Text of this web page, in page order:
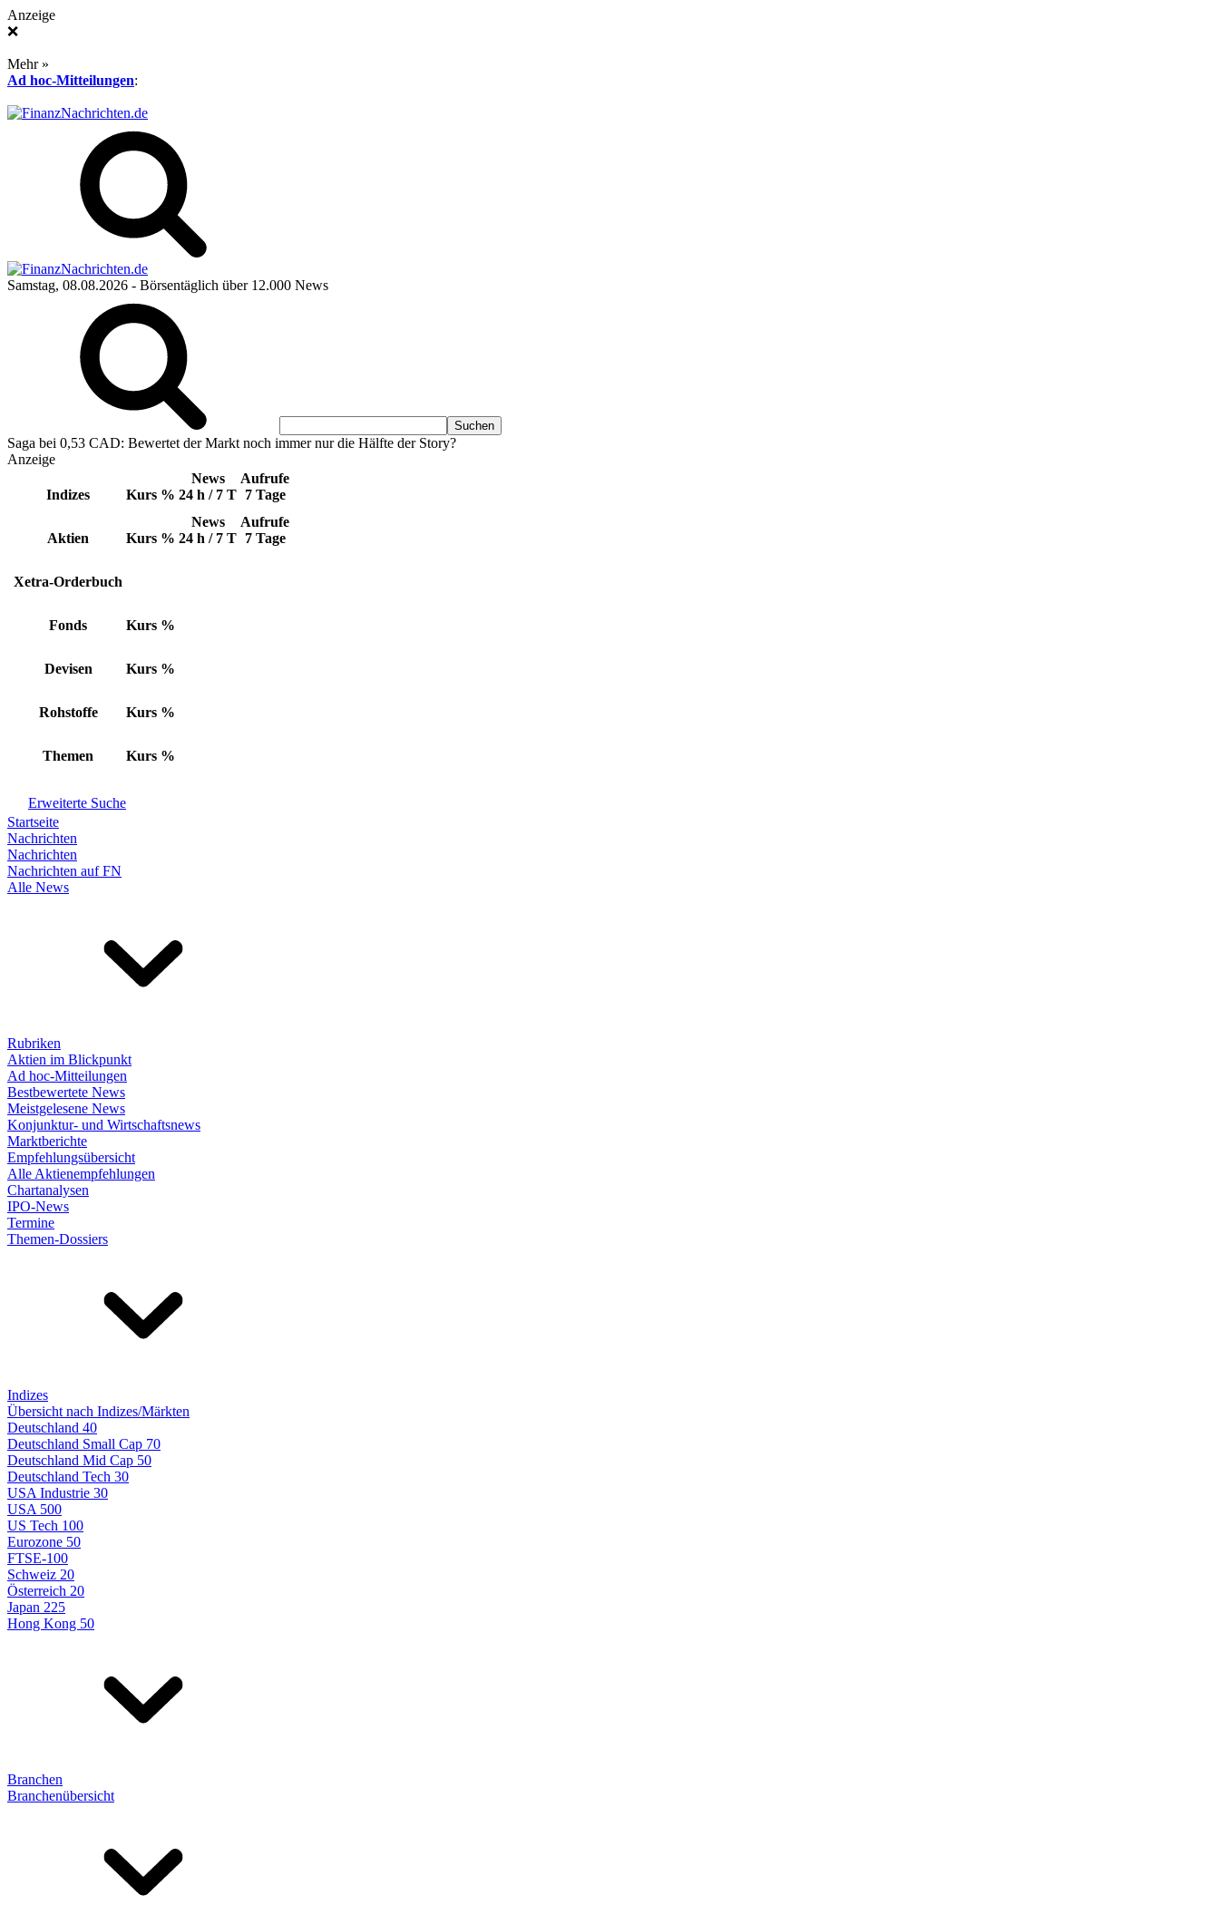
Anzeige
❌
Mehr »
Ad hoc-Mitteilungen:
Samstag, 08.08.2026 - Börsentäglich über 12.000 News
Saga bei 0,53 CAD: Bewertet der Markt noch immer nur die Hälfte der Story?
Anzeige
Indizes Kurs %
News
24 h / 7 T
Aufrufe
7 Tage
Aktien Kurs %
News
24 h / 7 T
Aufrufe
7 Tage
Xetra-Orderbuch
Fonds Kurs %
Devisen Kurs %
Rohstoffe Kurs %
Themen Kurs %
Erweiterte Suche
Startseite
Nachrichten
Nachrichten
Nachrichten auf FN
Alle News
Rubriken
Aktien im Blickpunkt
Ad hoc-Mitteilungen
Bestbewertete News
Meistgelesene News
Konjunktur- und Wirtschaftsnews
Marktberichte
Empfehlungsübersicht
Alle Aktienempfehlungen
Chartanalysen
IPO-News
Termine
Themen-Dossiers
Indizes
Übersicht nach Indizes/Märkten
Deutschland 40
Deutschland Small Cap 70
Deutschland Mid Cap 50
Deutschland Tech 30
USA Industrie 30
USA 500
US Tech 100
Eurozone 50
FTSE-100
Schweiz 20
Österreich 20
Japan 225
Hong Kong 50
Branchen
Branchenübersicht